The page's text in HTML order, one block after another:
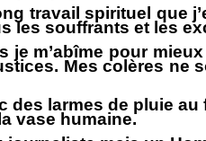
travail spirituel que
les souffrants et les
m’abîme pour
Mes colères ne
larmes de pluie
vase humaine.